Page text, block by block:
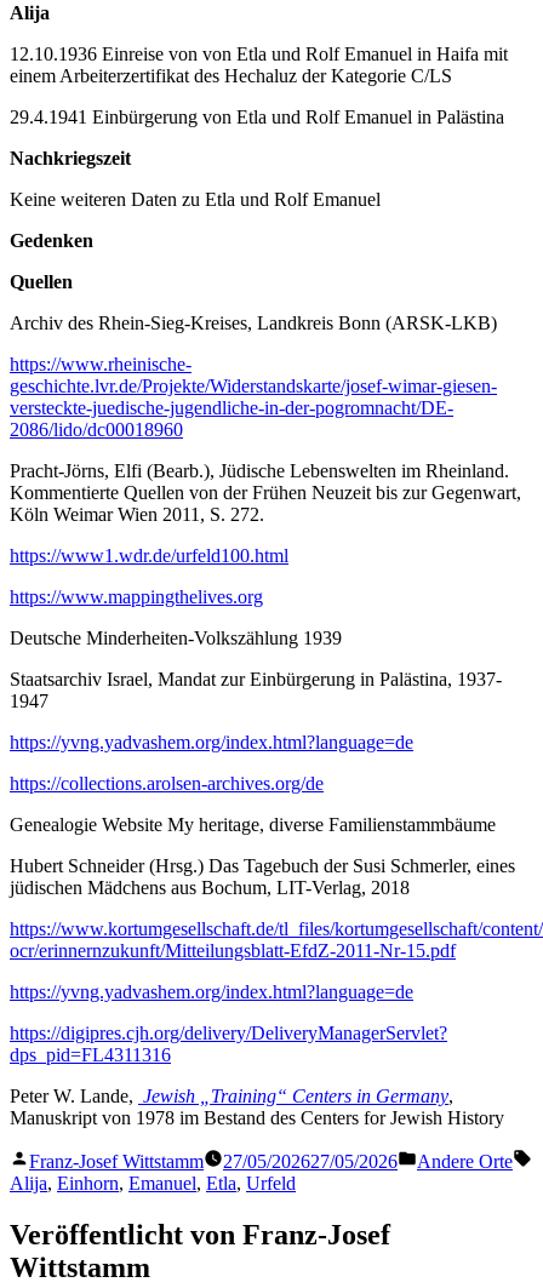
Alija
12.10.1936 Einreise von von Etla und Rolf Emanuel in Haifa mit
einem Arbeiterzertifikat des Hechaluz der Kategorie C/LS
29.4.1941 Einbürgerung von Etla und Rolf Emanuel in Palästina
Nachkriegszeit
Keine weiteren Daten zu Etla und Rolf Emanuel
Gedenken
Quellen
Archiv des Rhein-Sieg-Kreises, Landkreis Bonn (ARSK-LKB)
https://www.rheinische-
geschichte.lvr.de/Projekte/Widerstandskarte/josef-wimar-giesen-
versteckte-juedische-jugendliche-in-der-pogromnacht/DE-
2086/lido/dc00018960
Pracht-Jörns, Elfi (Bearb.), Jüdische Lebenswelten im Rheinland.
Kommentierte Quellen von der Frühen Neuzeit bis zur Gegenwart,
Köln Weimar Wien 2011, S. 272.
https://www1.wdr.de/urfeld100.html
https://www.mappingthelives.org
Deutsche Minderheiten-Volkszählung 1939
Staatsarchiv Israel, Mandat zur Einbürgerung in Palästina, 1937-
1947
https://yvng.yadvashem.org/index.html?language=de
https://collections.arolsen-archives.org/de
Genealogie Website My heritage, diverse Familienstammbäume
Hubert Schneider (Hrsg.) Das Tagebuch der Susi Schmerler, eines
jüdischen Mädchens aus Bochum, LIT-Verlag, 2018
https://www.kortumgesellschaft.de/tl_files/kortumgesellschaft/
ocr/erinnernzukunft/Mitteilungsblatt-EfdZ-2011-Nr-15.pdf
https://yvng.yadvashem.org/index.html?language=de
https://digipres.cjh.org/delivery/DeliveryManagerServlet?
dps_pid=FL4311316
Peter W. Lande, Jewish „Training“ Centers in Germany,
Manuskript von 1978 im Bestand des Centers for Jewish History
Veröffentlicht
von
Franz-Josef Wittstamm 27/05/202627/05/2026
Veröffentlicht
Andere Orte
Alija, Einhorn, Emanuel, Etla, Urfeld
Veröffentlicht von Franz-Josef
Wittstamm